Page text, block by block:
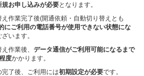
規お申し込みが必要となります。
え作業完了後(開通依頼・自動切り替えとも
にご利用の電話番号が使用できない状態にな
います。
作業後、 データ通信がご利用可能になるまで
度かかります。
完了後、ご利用には初期設定が必要です。